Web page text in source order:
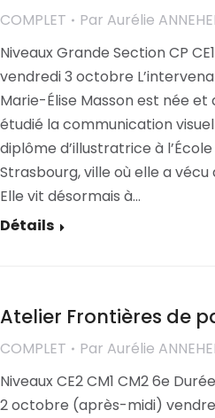
COMPLET Par Aurélie
Niveaux Grande Section CP
vendredi 3 octobre
Marie-Élise Masson est née et
étudié la communication
diplôme d’illustratrice à
Strasbourg, ville où elle a
Elle vit désormais à…
Détails
Atelier Frontières de
COMPLET Par Aurélie
Niveaux CE2 CM1 CM2 6e
2 octobre (après-midi)